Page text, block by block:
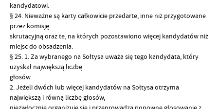
kandydatowi.
§ 24. Nieważne są karty całkowicie przedarte, inne niż przygotowane
przez komisję
skrutacyjną oraz te, na których pozostawiono więcej kandydatów niż
miejsc do obsadzenia.
§ 25. 1. Za wybranego na Sołtysa uważa się tego kandydata, który
uzyskał największą liczbę
głosów.
2. Jeżeli dwóch lub więcej kandydatów na Sołtysa otrzyma
największą i równą liczbę głosów,